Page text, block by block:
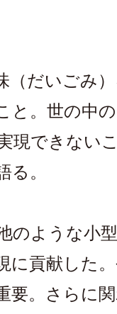
だいごみ
と。世の中
現できない
る。
のような小
に貢献した
要。さらに